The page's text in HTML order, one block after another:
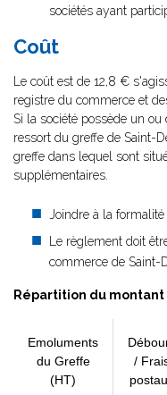
sociétés ayant
Coût
Le coût est de 12,8 €
registre du commerce et
Si la société possède un
ressort du greffe de Saint-
greffe dans lequel sont
supplémentaires.
Joindre à la
Le règlement doit
commerce de Saint-
Répartition du
Emoluments
du Greffe
(HT)
/